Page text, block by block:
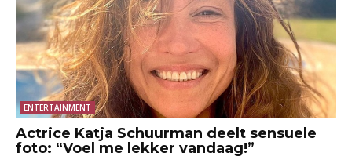
ENTERTAINMENT
Actrice Katja Schuurman deelt sensuele
foto: “Voel me lekker vandaag!”